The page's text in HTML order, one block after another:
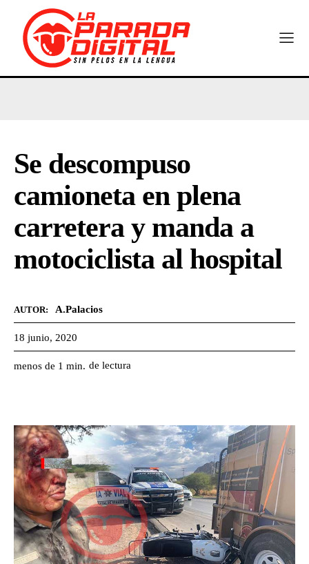
Se descompuso
camioneta en plena
carretera y manda a
motociclista al hospital
AUTOR: A.Palacios
18 junio, 2020
menos de 1 min. de lectura